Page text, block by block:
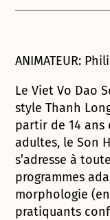
ANIMATEUR:
Le Viet Vo Dao
style Thanh
partir de 14 ans
adultes, le Son
s’adresse à
programmes
morphologie
pratiquants